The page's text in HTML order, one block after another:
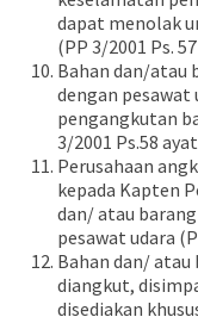
dapat menolak
(PP 3/2001 Ps.
Bahan dan/atau
dengan
pengangkutan
3/2001 Ps.58
Perusahaan
kepada Kapten
dan/ atau
pesawat udara
Bahan dan/ atau
diangkut,
disediakan